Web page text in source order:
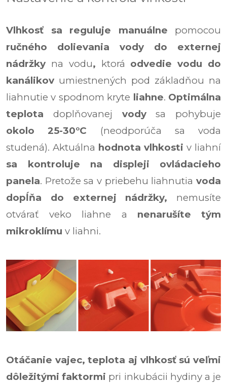
Vlhkosť sa reguluje manuálne pomocou
ručného dolievania vody do
externej
nádržky na vodu, ktorá odvedie vodu do
kanálikov umiestnených pod základňou na
liahnutie v spodnom kryte liahne. Optimálna
teplota doplňovanej vodysa pohybuje
okolo 25-30°C (neodporúča sa voda
studená). Aktuálna hodnota vlhkosti v liahní
sa kontroluje na displeji ovládacieho
panela. Pretože sa v priebehu liahnutia voda
dopĺňa do externej nádržky, nemusíte
otvárať veko liahne a nenarušíte tým
mikroklímu v liahni.
Otáčanie vajec, teplota aj vlhkosť sú veľmi
dôležitými faktormi pri inkubácii hydiny a je